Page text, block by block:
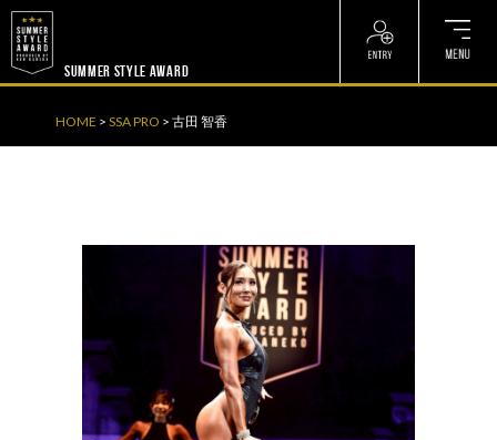
SUMMER STYLE AWARD
HOME > SSA PRO > 古田 智香